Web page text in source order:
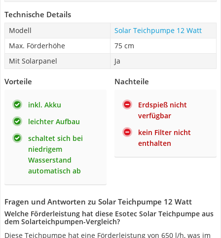
Technische Details
Modell
Solar Teichpumpe 12 Watt
Max. Förderhöhe
75 cm
Mit Solarpanel
Ja
Vorteile
inkl. Akku
leichter Aufbau
schaltet sich bei
niedrigem
Wasserstand
automatisch ab
Nachteile
Erdspieß nicht
verfügbar
kein Filter nicht
enthalten
Fragen und Antworten zu Solar Teichpumpe 12 Watt
Welche Förderleistung hat diese Esotec Solar Teichpumpe aus
dem Solarteichpumpen-Vergleich?
Diese Teichpumpe hat eine Förderleistung von 650 l/h, was im